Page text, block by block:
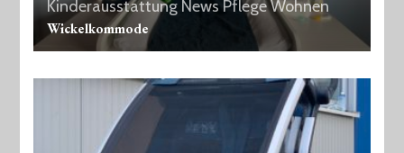
Kinderausstattung News PflegeWohnen
Wickelkommode